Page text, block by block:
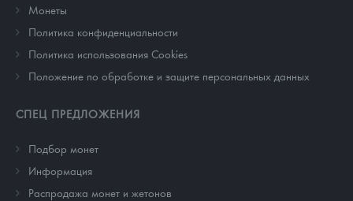
Монеты
Политика конфиденциальности
Политика использования Cookies
Положение по обработке и защите персональных данных
СПЕЦ ПРЕДЛОЖЕНИЯ
Подбор монет
Информация
Распродажа монет и жетонов